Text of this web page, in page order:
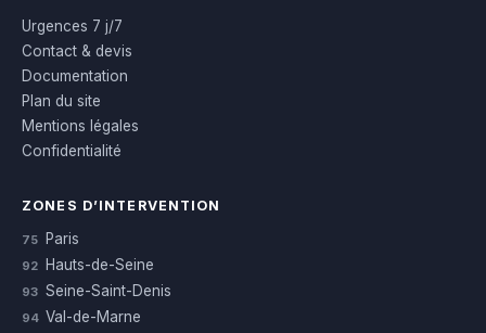
Urgences 7 j/7
Contact & devis
Documentation
Plan du site
Mentions légales
Confidentialité
ZONES D’INTERVENTION
75 Paris
92 Hauts-de-Seine
93 Seine-Saint-Denis
94 Val-de-Marne